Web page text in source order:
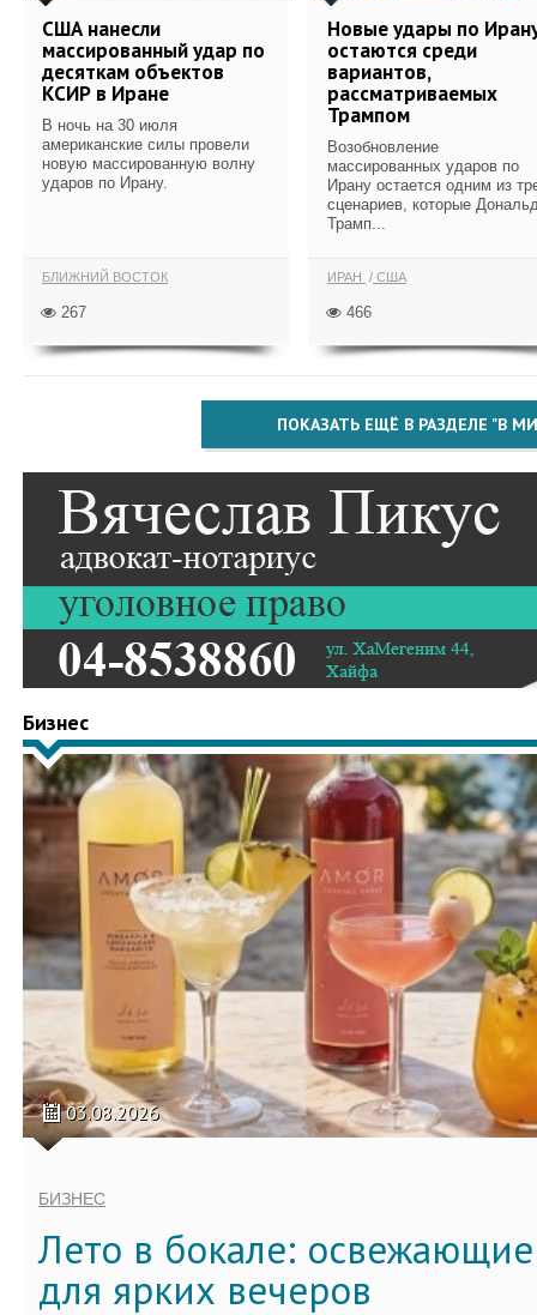
США нанесли
массированный удар по
десяткам объектов
КСИР в Иране
В ночь на 30 июля
американские силы провели
новую массированную волну
ударов по Ирану.
БЛИЖНИЙ ВОСТОК
267
Новые удары по
остаются среди
вариантов,
рассматриваемых
Трампом
Возобновление
массированных ударов по
Ирану остается одним из
сценариев, которые
Трамп...
ИРАН США
466
ПОКАЗАТЬ ЕЩЁ В РАЗДЕЛЕ "В
Бизнес
03.08.2026
БИЗНЕС
Лето в бокале:
для ярких вечеров